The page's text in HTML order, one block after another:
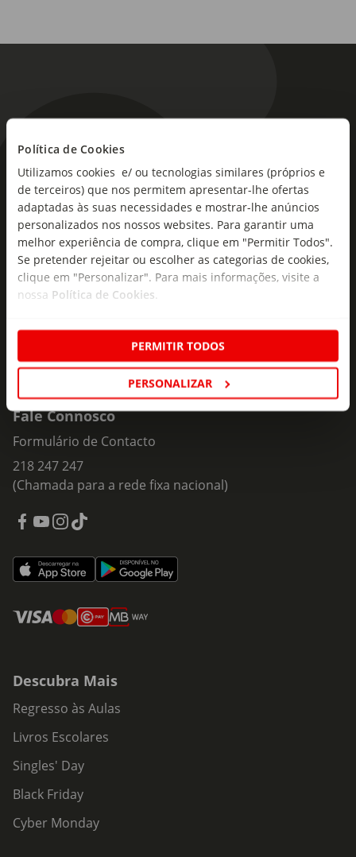
Política de Cookies
Utilizamos cookies e/ ou tecnologias similares (próprios e
de terceiros) que nos permitem apresentar-lhe ofertas
adaptadas às suas necessidades e mostrar-lhe anúncios
personalizados nos nossos websites. Para garantir uma
melhor experiência de compra, clique em "Permitir Todos".
Se pretender rejeitar ou escolher as categorias de cookies,
clique em "Personalizar". Para mais informações, visite a
nossa Política de Cookies.
PERMITIR TODOS
PERSONALIZAR
As novidades mais frescas no
seu e-mail!
Subscreva e descubra campanhas exclusivas,
ofertas e novidades para si.
Insira o seu e-
mail
Subscrever
Fale Connosco
Formulário de Contacto
218 247 247
(Chamada para a rede fixa nacional)
Descubra Mais
Regresso às Aulas
Livros Escolares
Singles' Day
Black Friday
Cyber Monday